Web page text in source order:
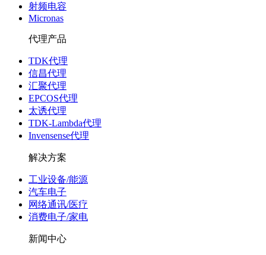
射频电容
Micronas
代理产品
TDK代理
信昌代理
汇聚代理
EPCOS代理
太诱代理
TDK-Lambda代理
Invensense代理
解决方案
工业设备/能源
汽车电子
网络通讯/医疗
消费电子/家电
新闻中心